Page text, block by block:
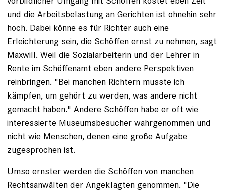
und die Arbeitsbelastung an Gerichten ist ohnehin sehr
hoch. Dabei könne es für Richter auch eine
Erleichterung sein, die Schöffen ernst zu nehmen, sagt
Maxwill. Weil die Sozialarbeiterin und der Lehrer in
Rente im Schöffenamt eben andere Perspektiven
reinbringen. "Bei manchen Richtern musste ich
kämpfen, um gehört zu werden, was andere nicht
gemacht haben." Andere Schöffen habe er oft wie
interessierte Museumsbesucher wahrgenommen und
nicht wie Menschen, denen eine große Aufgabe
zugesprochen ist.
Umso ernster werden die Schöffen von manchen
Rechtsanwälten der Angeklagten genommen. "Die